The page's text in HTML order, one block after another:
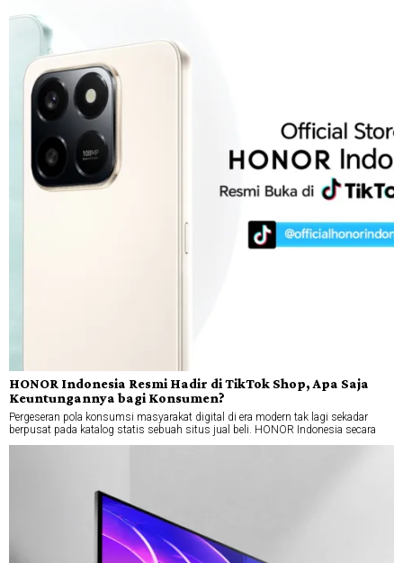
HONOR Indonesia Resmi Hadir di TikTok Shop, Apa Saja
Keuntungannya bagi Konsumen?
Pergeseran pola konsumsi masyarakat digital di era modern tak lagi sekadar
berpusat pada katalog statis sebuah situs jual beli. HONOR Indonesia secara